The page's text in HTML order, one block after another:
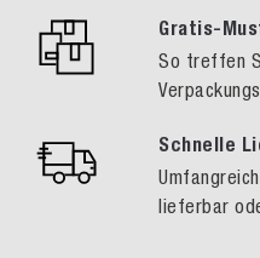
Gratis-
So treffen
Schnelle
lieferbar